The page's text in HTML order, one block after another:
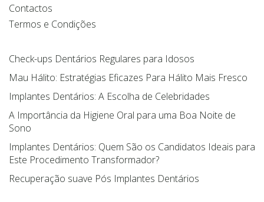
Contactos
Termos e Condições
Check-ups Dentários Regulares para Idosos
Mau Hálito: Estratégias Eficazes Para Hálito Mais Fresco
Implantes Dentários: A Escolha de Celebridades
A Importância da Higiene Oral para uma Boa Noite de
Sono
Implantes Dentários: Quem São os Candidatos Ideais para
Este Procedimento Transformador?
Recuperação suave Pós Implantes Dentários